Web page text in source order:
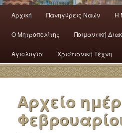
Αρχική Πανηγύρεις Ναών H
Ο Mητροπολίτης Ποιμαντική
Αγιολογία Χριστιανική Τέχνη
Αρχείο